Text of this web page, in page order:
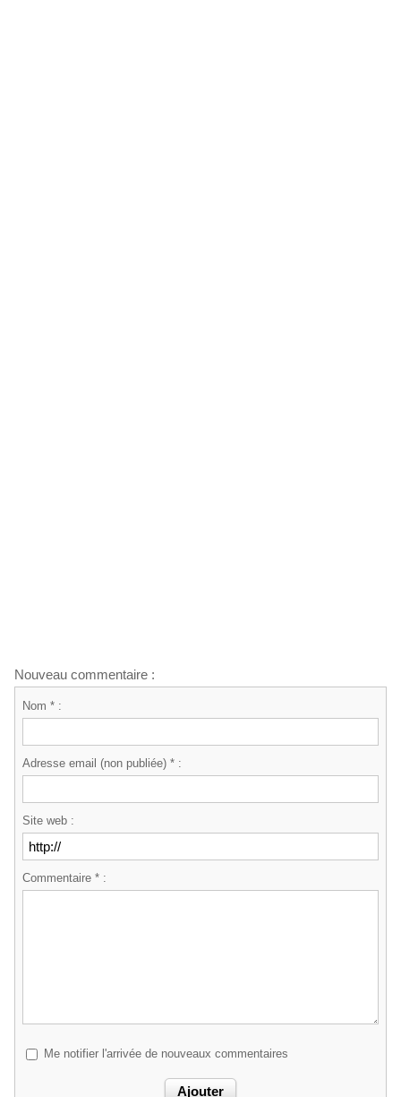
Nouveau commentaire :
Nom * :
Adresse email (non publiée) * :
Site web :
Commentaire * :
Me notifier l'arrivée de nouveaux commentaires